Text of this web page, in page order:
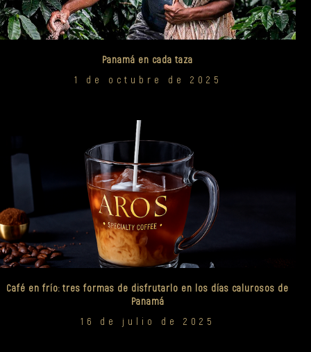
Panamá en cada taza
1 de octubre de 2025
Café en frío: tres formas de disfrutarlo en los días calurosos de
Panamá
16 de julio de 2025